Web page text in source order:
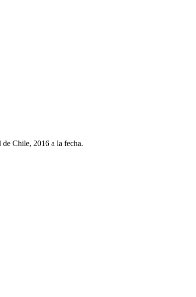
Chile, 2016 a la fecha.